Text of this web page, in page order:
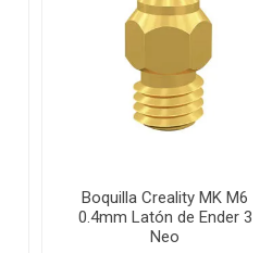
Boquilla Creality MK M6
0.4mm Latón de Ender 3
Neo